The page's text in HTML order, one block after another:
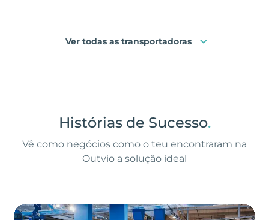
Ver todas as transportadoras
Histórias de Sucesso.
Vê como negócios como o teu encontraram na
Outvio a solução ideal